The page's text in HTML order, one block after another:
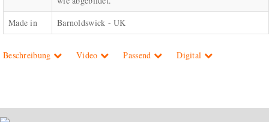
Made in
Barnoldswick - UK
Beschreibung Video Passend Digital